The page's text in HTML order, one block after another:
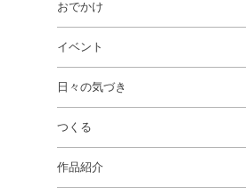
おでかけ
イベント
日々の気づき
つくる
作品紹介